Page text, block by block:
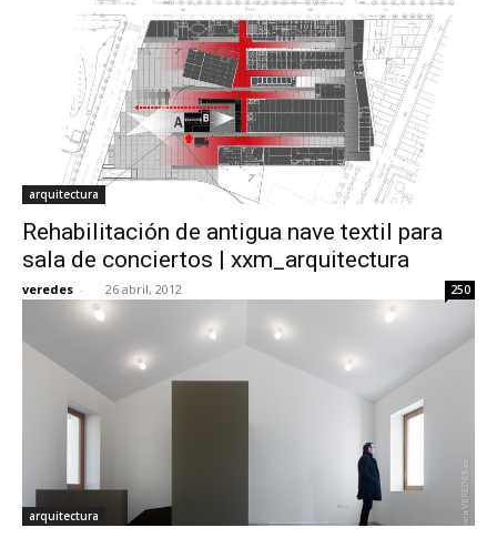
arquitectura
Rehabilitación de antigua nave textil para
sala de conciertos | xxm_arquitectura
veredes - 26 abril, 2012 250
arquitectura